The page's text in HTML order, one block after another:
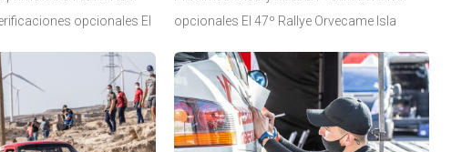
opcionales El
que se le exige a una
a
opcionales El 47º Rallye Orvecame Isla
puntuable para el Campeonato de Canarias
de Rallyes de Asfalto (CCRA) y